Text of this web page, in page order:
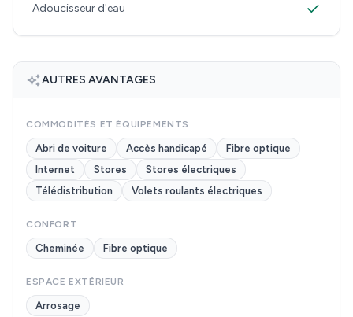
Adoucisseur d'eau
AUTRES AVANTAGES
COMMODITÉS ET ÉQUIPEMENTS
Abri de voiture Accès handicapé
Fibre optique
Internet
Stores
Stores électriques
Télédistribution
Volets roulants électriques
CONFORT
Cheminée Fibre optique
ESPACE EXTÉRIEUR
Arrosage